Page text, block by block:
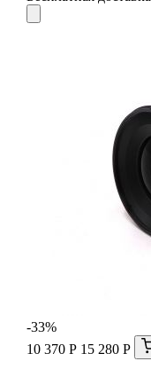
-33%
10 370 Р 15 280 Р